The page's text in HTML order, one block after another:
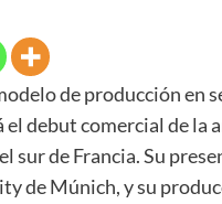
de producción en
debut comercial de la
sur de Francia. Su
de Múnich, y su